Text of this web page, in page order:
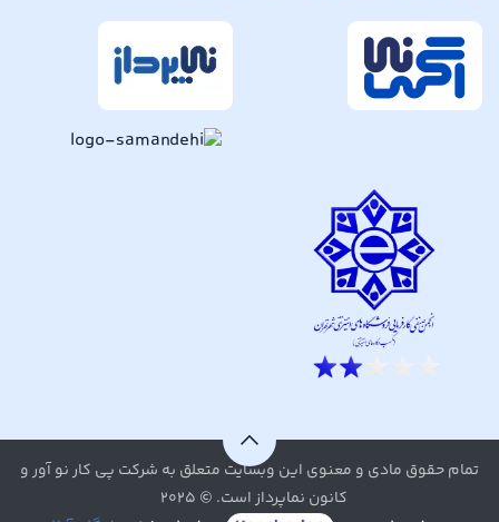
تمام حقوق مادی و معنوی این وبسایت متعلق به شرکت پی کار نو آور و
کانون نماپرداز است. © ۲۰۲۵